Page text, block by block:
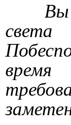
Вы
время